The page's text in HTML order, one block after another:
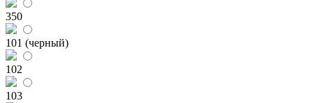
350
101 (черный)
102
103